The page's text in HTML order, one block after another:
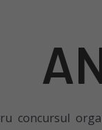
concursul